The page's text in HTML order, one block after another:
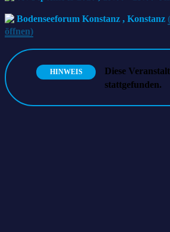
Bodenseeforum Konstanz , Konstanz
öffnen)
HINWEIS
Diese
stattgefunden.